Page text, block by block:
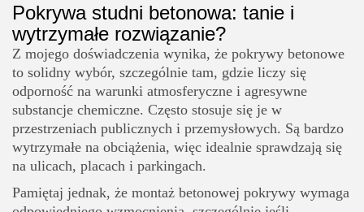
Pokrywa studni betonowa: tanie i
wytrzymałe rozwiązanie?
Z mojego doświadczenia wynika, że pokrywy betonowe
to solidny wybór, szczególnie tam, gdzie liczy się
odporność na warunki atmosferyczne i agresywne
substancje chemiczne. Często stosuje się je w
przestrzeniach publicznych i przemysłowych. Są bardzo
wytrzymałe na obciążenia, więc idealnie sprawdzają się
na ulicach, placach i parkingach.
Pamiętaj jednak, że montaż betonowej pokrywy wymaga